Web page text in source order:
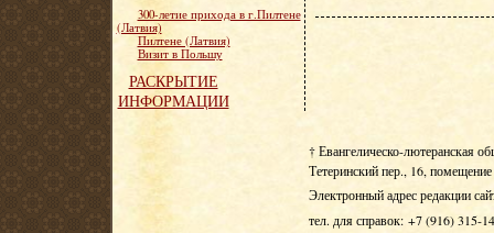
300-летие прихода в г.Пилтене
(Латвия)
Пилтене (Латвия)
Визит в Польшу
РАСКРЫТИЕ
ИНФОРМАЦИИ
† Евангелическо-лютеранская
Тетеринский пер., 16,
Электронный адрес редакции
тел. для справок: +7 (916) 315-